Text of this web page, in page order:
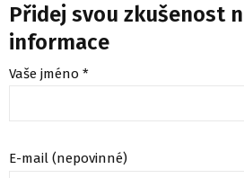
Přidej svou zkušenost
informace
Vaše jméno *
E-mail (nepovinné)